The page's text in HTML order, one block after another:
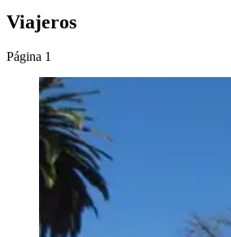
Viajeros
Página 1